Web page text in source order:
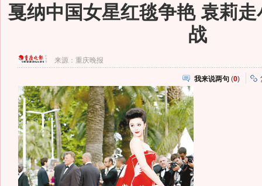
戛纳中国女星红毯争艳 袁莉
战
来源： 重庆晚报
我来说两句 (0)